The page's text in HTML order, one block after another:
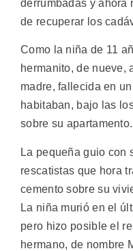
derrumbadas y ahora
de recuperar los
Como la niña de 11
hermanito, de nueve,
madre, fallecida en
habitaban, bajo las
sobre su apartamento.
La pequeña guio con
rescatistas que hora
cemento sobre su
La niña murió en el
pero hizo posible el
hermano, de nombre